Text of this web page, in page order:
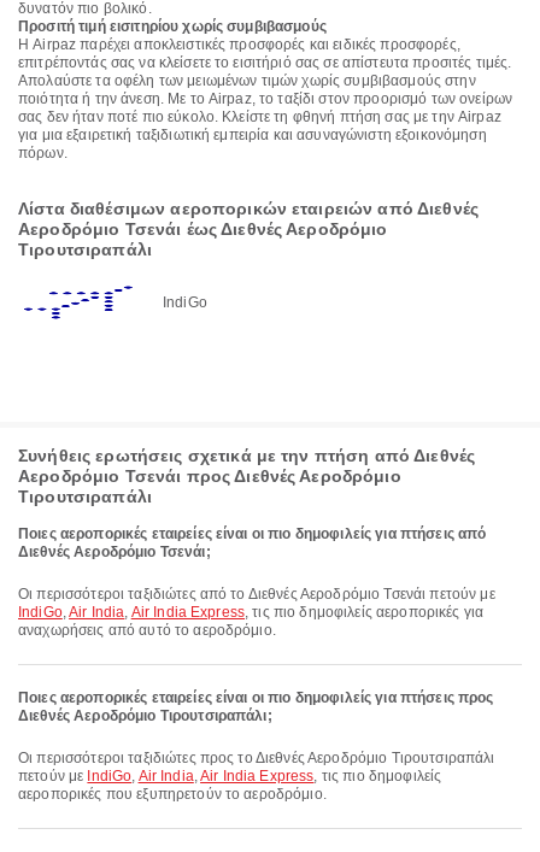
δυνατόν πιο βολικό.
Προσιτή τιμή εισιτηρίου χωρίς συμβιβασμούς
Η Airpaz παρέχει αποκλειστικές προσφορές και ειδικές προσφορές,
επιτρέποντάς σας να κλείσετε το εισιτήριό σας σε απίστευτα προσιτές τιμές.
Απολαύστε τα οφέλη των μειωμένων τιμών χωρίς συμβιβασμούς στην
ποιότητα ή την άνεση. Με το Airpaz, το ταξίδι στον προορισμό των ονείρων
σας δεν ήταν ποτέ πιο εύκολο. Κλείστε τη φθηνή πτήση σας με την Airpaz
για μια εξαιρετική ταξιδιωτική εμπειρία και ασυναγώνιστη εξοικονόμηση
πόρων.
Λίστα διαθέσιμων αεροπορικών εταιρειών από Διεθνές
Αεροδρόμιο Τσενάι έως Διεθνές Αεροδρόμιο
Τιρουτσιραπάλι
IndiGo
Συνήθεις ερωτήσεις σχετικά με την πτήση από Διεθνές
Αεροδρόμιο Τσενάι προς Διεθνές Αεροδρόμιο
Τιρουτσιραπάλι
Ποιες αεροπορικές εταιρείες είναι οι πιο δημοφιλείς για πτήσεις από
Διεθνές Αεροδρόμιο Τσενάι;
Οι περισσότεροι ταξιδιώτες από το Διεθνές Αεροδρόμιο Τσενάι πετούν με
IndiGo,Air India, Air India Express, τις πιο δημοφιλείς αεροπορικές για
αναχωρήσεις από αυτό το αεροδρόμιο.
Ποιες αεροπορικές εταιρείες είναι οι πιο δημοφιλείς για πτήσεις προς
Διεθνές Αεροδρόμιο Τιρουτσιραπάλι;
Οι περισσότεροι ταξιδιώτες προς το Διεθνές Αεροδρόμιο Τιρουτσιραπάλι
πετούν με IndiGo, Air India,Air India Express, τις πιο δημοφιλείς
αεροπορικές που εξυπηρετούν το αεροδρόμιο.